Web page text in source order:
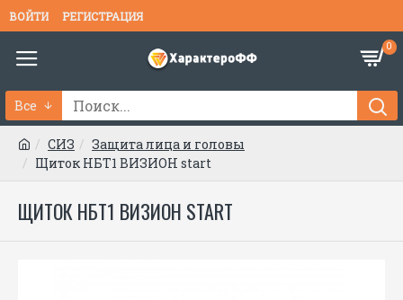
ВОЙТИ РЕГИСТРАЦИЯ
0
Все
СИЗ
Защита лица и головы
Щиток НБТ1 ВИЗИОН start
ЩИТОК НБТ1 ВИЗИОН START